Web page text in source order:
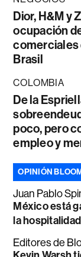
Dior, H&M y
ocupación
comerciales
Brasil
COLOMBIA
De la
poco, pero
empleo y
OPINIÓN
Juan Pablo
México está
la hospitalidad
Editores de